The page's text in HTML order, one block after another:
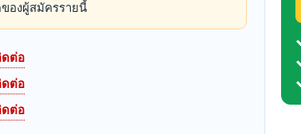
องผู้สมัครรายนี้
ดต่อ
ดต่อ
ดต่อ